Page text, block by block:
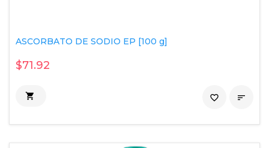
ASCORBATO DE SODIO EP [100 g]
$71.92
 
favorite_border